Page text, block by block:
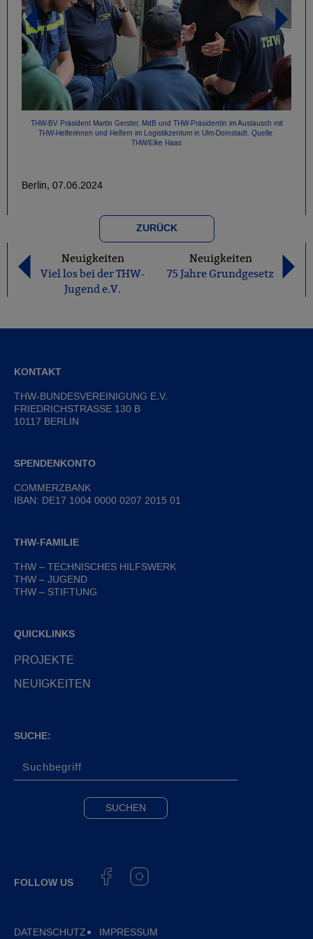
THW-BV Präsident Martin Gerster, MdB und THW-Präsidentin im Austausch mit
THW-Helferinnen und Helfern im Logistikzentum in Ulm-Dornstadt. Quelle:
THW/Elke Haas
Berlin, 07.06.2024
ZURÜCK
Neuigkeiten
Viel los bei der THW-
Jugend e.V.
Neuigkeiten
75 Jahre Grundgesetz
KONTAKT
THW-BUNDESVEREINIGUNG E.V.
FRIEDRICHSTRASSE 130 B
10117 BERLIN
SPENDENKONTO
COMMERZBANK
IBAN: DE17 1004 0000 0207 2015 01
THW-FAMILIE
THW – TECHNISCHES HILFSWERK
THW – JUGEND
THW – STIFTUNG
QUICKLINKS
PROJEKTE
NEUIGKEITEN
SUCHE:
FOLLOW US
DATENSCHUTZ IMPRESSUM